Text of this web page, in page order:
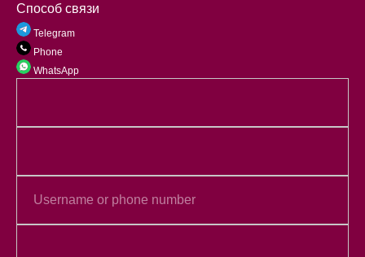
Способ связи
Telegram
Phone
WhatsApp